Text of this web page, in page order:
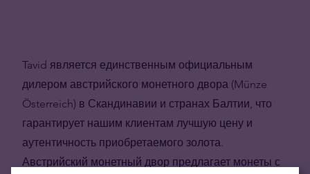
Tavid является единственным официальным
дилером австрийского монетного двора (Münze
Österreich) в Скандинавии и странах Балтии, что
гарантирует нашим клиентам лучшую цену и
аутентичность приобретаемого золота.
Австрийский монетный двор предлагает монеты с